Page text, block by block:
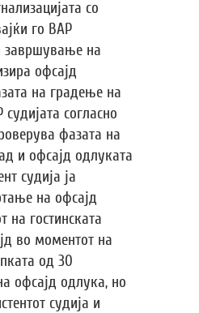
со
го ВАР
завршување на
офсајд
на градење на
согласно
фазата на
и офсајд одлуката
судија ја
на офсајд
на гостинската
во моментот на
од 30
офсајд одлука, но
судија и